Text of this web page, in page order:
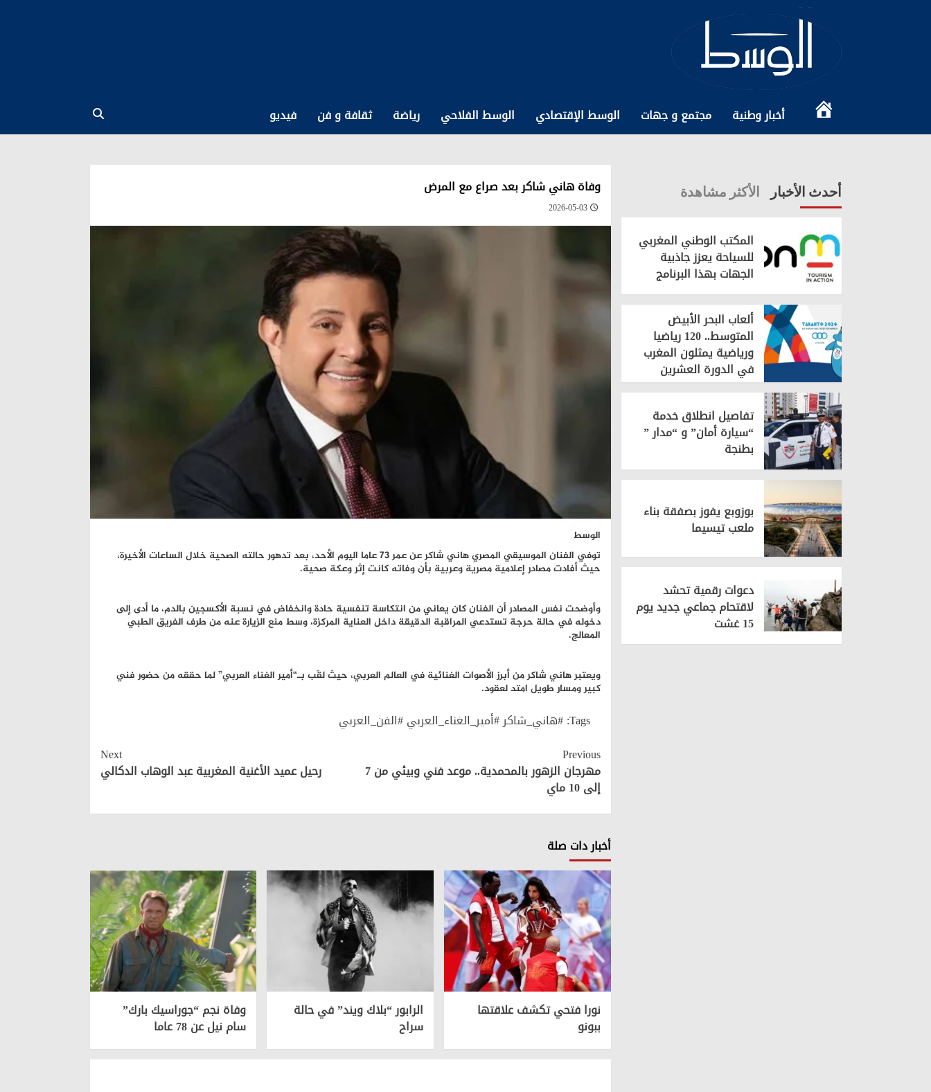
الرئيسية
أخبار وطنية مجتمع و جهات الوسط الإقتصادي الوسط الفلاحي رياضة ثقافة و فن فيديو
وفاة هاني شاكر بعد صراع مع المرض
2026-05-03
الوسط
توفي الفنان الموسيقي المصري هاني شاكر عن عمر 73 عاما اليوم الأحد، بعد تدهور حالته الصحية خلال الساعات الأخيرة،
حيث أفادت مصادر إعلامية مصرية وعربية بأن وفاته كانت إثر وعكة صحية.
وأوضحت نفس المصادر أن الفنان كان يعاني من انتكاسة تنفسية حادة وانخفاض في نسبة الأكسجين بالدم، ما أدى إلى
دخوله في حالة حرجة تستدعي المراقبة الدقيقة داخل العناية المركزة، وسط منع الزيارة عنه من طرف الفريق الطبي
المعالج.
ويعتبر هاني شاكر من أبرز الأصوات الغنائية في العالم العربي، حيث لقّب بـ“أمير الغناء العربي” لما حققه من حضور فني
كبير ومسار طويل امتد لعقود.
Tags: #هاني_شاكر #أمير_الغناء_العربي #الفن_العربي
Continue
Reading
Previous
مهرجان الزهور بالمحمدية.. موعد فني وبيئي من 7
إلى 10 ماي
Next
رحيل عميد الأغنية المغربية عبد الوهاب الدكالي
أخبار دات صلة
نورا فتحي تكشف علاقتها
ببونو
الرابور “بلاك ويند” في حالة
سراح
وفاة نجم “جوراسيك بارك”
سام نيل عن 78 عاما
أحدث الأخبار الأكثر مشاهدة
المكتب الوطني المغربي
للسياحة يعزز جاذبية
الجهات بهذا البرنامج
ألعاب البحر الأبيض
المتوسط.. 120 رياضيا
ورياضية يمثلون المغرب
في الدورة العشرين
تفاصيل انطلاق خدمة
“سيارة أمان” و “مدار ”
بطنجة
بوزوبع يفوز بصفقة بناء
ملعب تيسيما
دعوات رقمية تحشد
لاقتحام جماعي جديد يوم
15 غشت